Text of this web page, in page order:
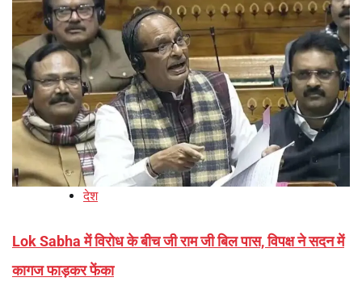
देश
Lok Sabha में विरोध के बीच जी राम जी बिल पास, विपक्ष ने सदन में
कागज फाड़कर फेंका